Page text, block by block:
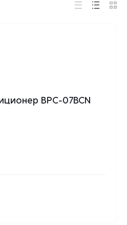
BPC-07BCN